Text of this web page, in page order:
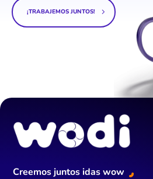
¡TRABAJEMOS JUNTOS!
Creemos juntos idas wow